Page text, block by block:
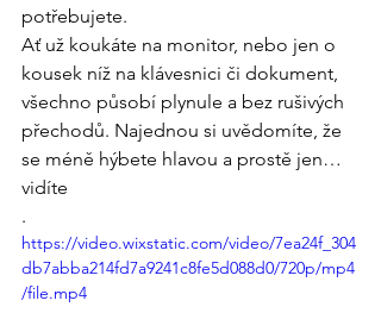
potřebujete.
Ať už koukáte na monitor, nebo jen o
kousek níž na klávesnici či dokument,
všechno působí plynule a bez rušivých
přechodů. Najednou si uvědomíte, že
se méně hýbete hlavou a prostě jen…
vidíte
.
https://video.wixstatic.com/video/7ea24f_304
db7abba214fd7a9241c8fe5d088d0/720p/mp4
/file.mp4